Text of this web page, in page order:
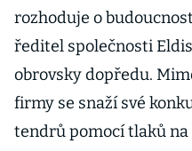
rozhoduje o
ředitel společnosti
obrovsky dopředu.
firmy se snaží své
tendrů pomocí tlaků